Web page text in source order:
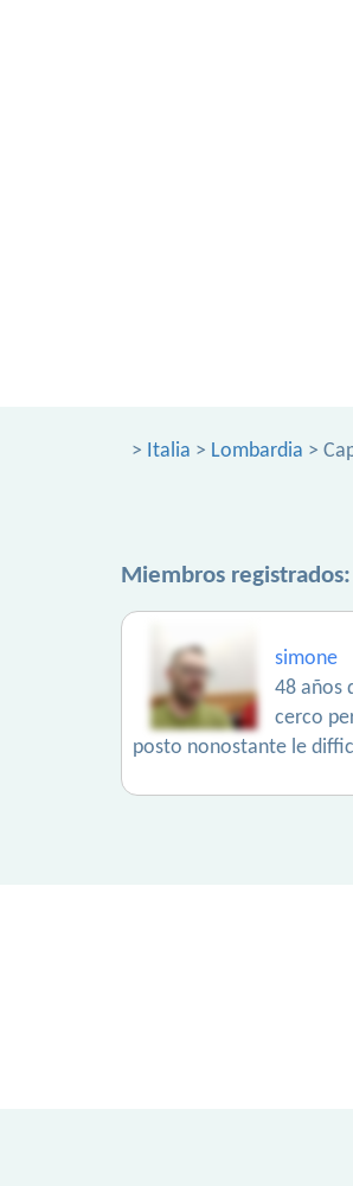
> Italia > Lombardia >
Miembros registrados:
simone
48 años
cerco
posto nonostante le